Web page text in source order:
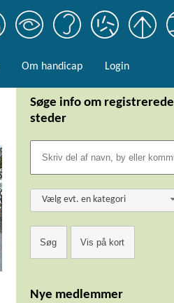
Om handicap Login
Søge info om registrerede
steder
Vælg evt. en kategori
Nye medlemmer